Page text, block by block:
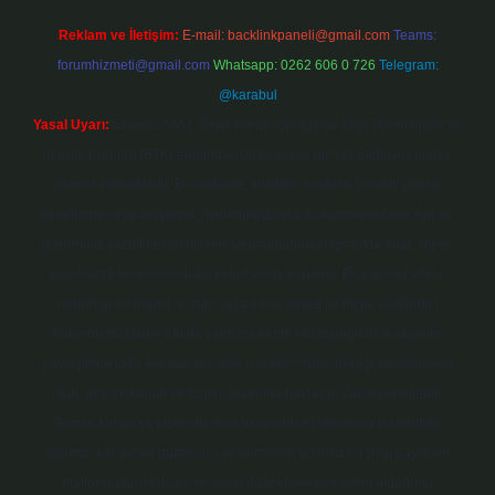
Reklam ve İletişim: E-mail: backlinkpaneli@gmail.com Teams:
forumhizmeti@gmail.com Whatsapp: 0262 606 0 726 Telegram:
@karabul
Yasal Uyarı: